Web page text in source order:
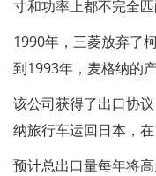
寸和功率上都不完全
1990年，三菱放弃了
到1993年，麦格纳的
该公司获得了出口协
纳旅行车运回日本，
预计总出口量每年将